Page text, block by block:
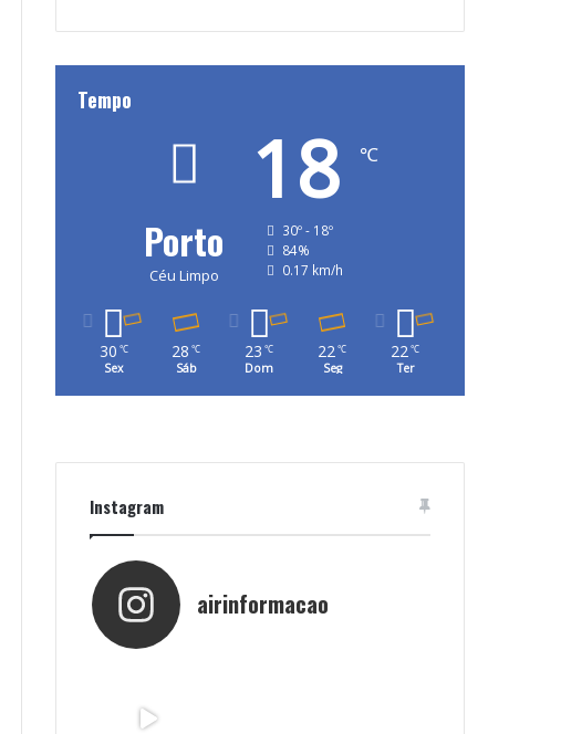
Tempo
Porto
Céu Limpo
18 ℃
30º - 18º
84%
0.17 km/h
30 ℃
Sex
28 ℃
Sáb
23 ℃
Dom
22℃
Seg
22℃
Ter
Instagram
airinformacao